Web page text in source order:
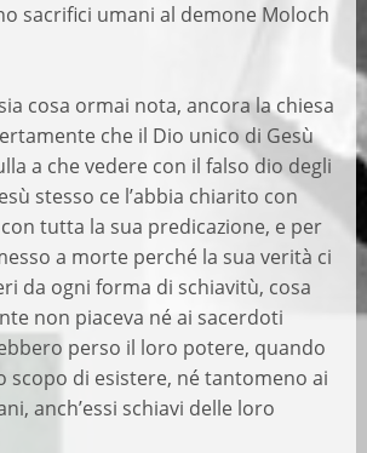
sacrifici umani al demone Moloch
cosa ormai nota, ancora la chiesa
che il Dio unico di Gesù
a che vedere con il falso dio degli
stesso ce l’abbia chiarito con
tutta la sua predicazione, e per
a morte perché la sua verità ci
da ogni forma di schiavitù, cosa
non piaceva né ai sacerdoti
perso il loro potere, quando
scopo di esistere, né tantomeno ai
anch’essi schiavi delle loro